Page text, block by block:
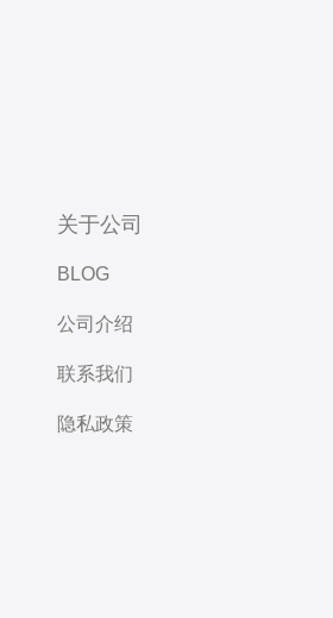
关于公司
BLOG
公司介绍
联系我们
隐私政策